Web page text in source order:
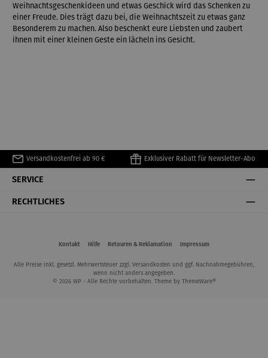
Weihnachtsgeschenkideen und etwas Geschick wird das Schenken zu
einer Freude. Dies trägt dazu bei, die Weihnachtszeit zu etwas ganz
Besonderem zu machen. Also beschenkt eure Liebsten und zaubert
ihnen mit einer kleinen Geste ein lächeln ins Gesicht.
Versandkostenfrei ab 90 € Exklusiver Rabatt für Newsletter-Abo
SERVICE
RECHTLICHES
Kontakt Hilfe Retouren & Reklamation Impressum
Alle Preise inkl. gesetzl. Mehrwertsteuer zzgl. Versandkosten und ggf. Nachnahmegebühren,
wenn nicht anders angegeben.
© 2026 WP - Alle Rechte vorbehalten. Theme by ThemeWare®